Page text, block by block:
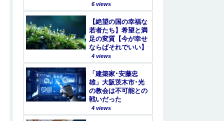
6 views
【絶望の国の幸福な
若者たち】希望と満
足の変質【今が幸せ
ならばそれでいい】
4 views
「建築家･安藤忠
雄」大阪茨木市･光
の教会は不可能との
戦いだった
4 views